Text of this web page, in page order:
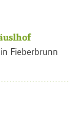
Fieberbrunn